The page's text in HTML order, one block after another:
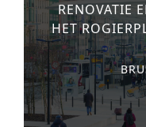
RENOVATIE
HET